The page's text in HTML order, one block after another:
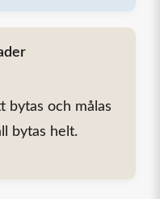
bytas och målas
bytas helt.